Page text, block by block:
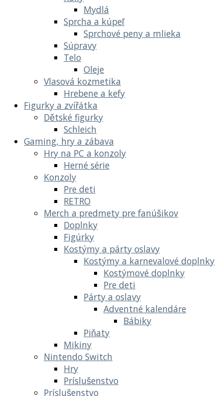
Mydlá
Sprcha a kúpeľ
Sprchové peny a mlieka
Súpravy
Telo
Oleje
Vlasová kozmetika
Hrebene a kefy
Figurky a zvířátka
Dětské figurky
Schleich
Gaming, hry a zábava
Hry na PC a konzoly
Herné série
Konzoly
Pre deti
RETRO
Merch a predmety pre fanúšikov
Doplnky
Figúrky
Kostýmy a párty oslavy
Kostýmy a karnevalové doplnky
Kostýmové doplnky
Pre deti
Párty a oslavy
Adventné kalendáre
Bábiky
Piňaty
Mikiny
Nintendo Switch
Hry
Príslušenstvo
Príslušenstvo